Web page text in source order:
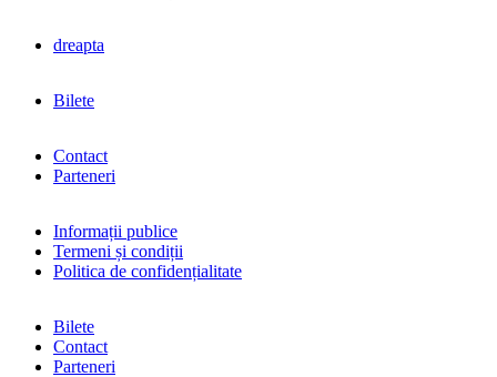
dreapta
Bilete
Contact
Parteneri
Informații publice
Termeni și condiții
Politica de confidențialitate
Bilete
Contact
Parteneri